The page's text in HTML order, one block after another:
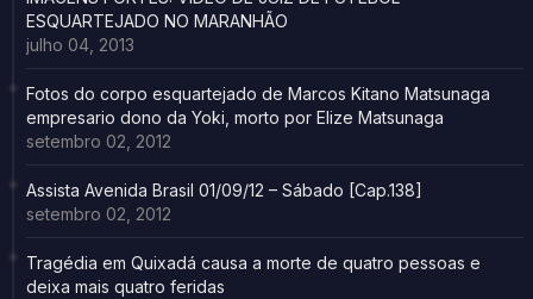
ESQUARTEJADO NO MARANHÃO
julho 04, 2013
Fotos do corpo esquartejado de Marcos Kitano Matsunaga
empresario dono da Yoki, morto por Elize Matsunaga
setembro 02, 2012
Assista Avenida Brasil 01/09/12 – Sábado [Cap.138]
setembro 02, 2012
Tragédia em Quixadá causa a morte de quatro pessoas e
deixa mais quatro feridas